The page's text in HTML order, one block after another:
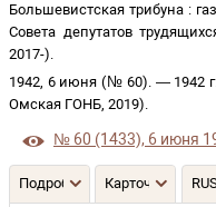
Большевистская трибуна :
Совета депутатов
2017-).
1942, 6 июня (№ 60). —1942
Омская ГОНБ, 2019).
№ 60 (1433), 6 июня
Подробнее Карточка